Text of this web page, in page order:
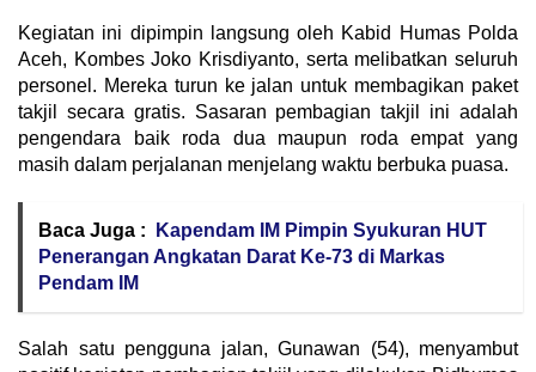
Kegiatan ini dipimpin langsung oleh Kabid Humas Polda
Aceh, Kombes Joko Krisdiyanto, serta melibatkan seluruh
personel. Mereka turun ke jalan untuk membagikan paket
takjil secara gratis. Sasaran pembagian takjil ini adalah
pengendara baik roda dua maupun roda empat yang
masih dalam perjalanan menjelang waktu berbuka puasa.
Baca Juga :
Kapendam IM Pimpin Syukuran HUT
Penerangan Angkatan Darat Ke-73 di Markas
Pendam IM
Salah satu pengguna jalan, Gunawan (54), menyambut